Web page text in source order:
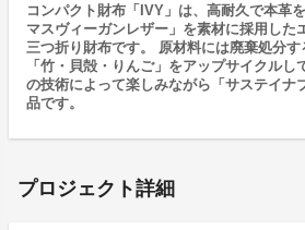
コンパクト財布「IVY」は、高耐久で本革
マスヴィーガンレザー」を素材に採用した
三つ折り財布です。 原材料には廃棄処分
「竹・貝殻・りんご」をアップサイクル
の技術によって楽しみながら「サステイナ
品です。
プロジェクト詳細